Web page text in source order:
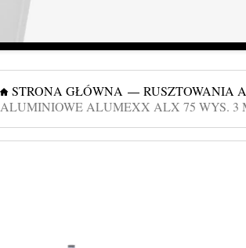
STRONA GŁÓWNA
RUSZTOWANIA
ALUMINIOWE ALUMEXX ALX 75 WYS. 3